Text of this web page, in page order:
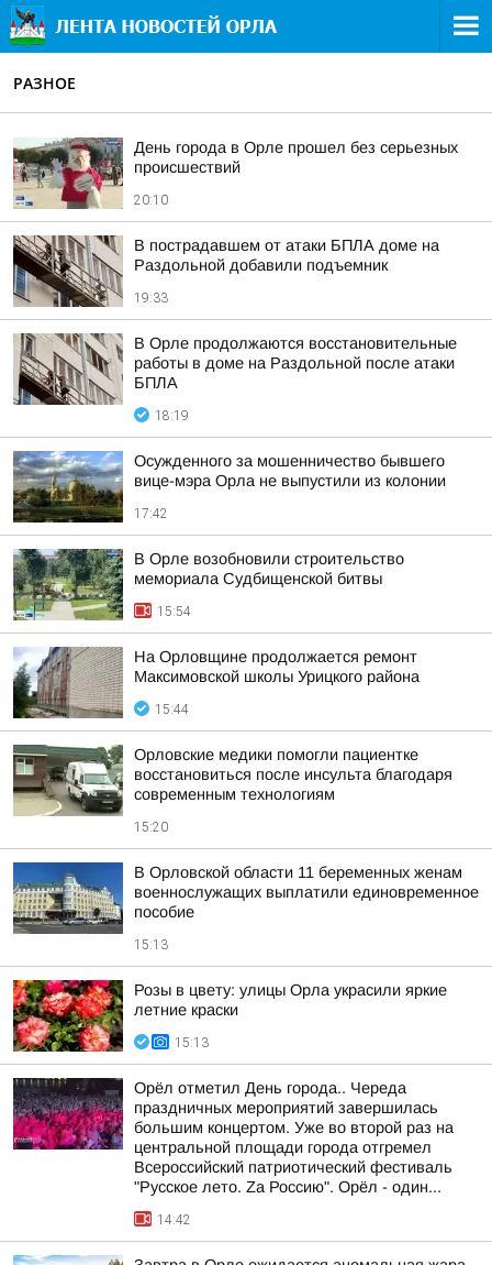
РАЗНОЕ
День города в Орле прошел без серьезных
происшествий
20:10
В пострадавшем от атаки БПЛА доме на
Раздольной добавили подъемник
19:33
В Орле продолжаются восстановительные
работы в доме на Раздольной после атаки
БПЛА
18:19
Осужденного за мошенничество бывшего
вице-мэра Орла не выпустили из колонии
17:42
В Орле возобновили строительство
мемориала Судбищенской битвы
15:54
На Орловщине продолжается ремонт
Максимовской школы Урицкого района
15:44
Орловские медики помогли пациентке
восстановиться после инсульта благодаря
современным технологиям
15:20
В Орловской области 11 беременных женам
военнослужащих выплатили единовременное
пособие
15:13
Розы в цвету: улицы Орла украсили яркие
летние краски
15:13
Орёл отметил День города.. Череда
праздничных мероприятий завершилась
большим концертом. Уже во второй раз на
центральной площади города отгремел
Всероссийский патриотический фестиваль
"Русское лето. Zа Россию". Орёл - один...
14:42